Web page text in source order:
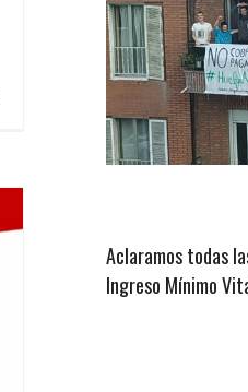
Aclaramos todas
Ingreso Mínimo